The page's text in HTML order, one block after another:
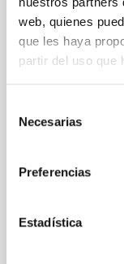
web, quienes
que les haya
partir del uso que
Necesarias
Preferencias
Estadística
Cores in
Core Scales
In a
cloud-scale
instead,
Fecha de